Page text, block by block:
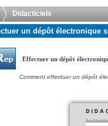
Didacticiels
un dépôt électronique
Effectuer un dépôt
Comment effectuer un dépôt